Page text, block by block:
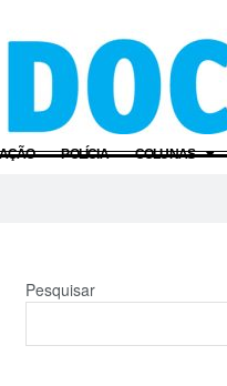
POLÍCIA COLUNAS
Pesquisar